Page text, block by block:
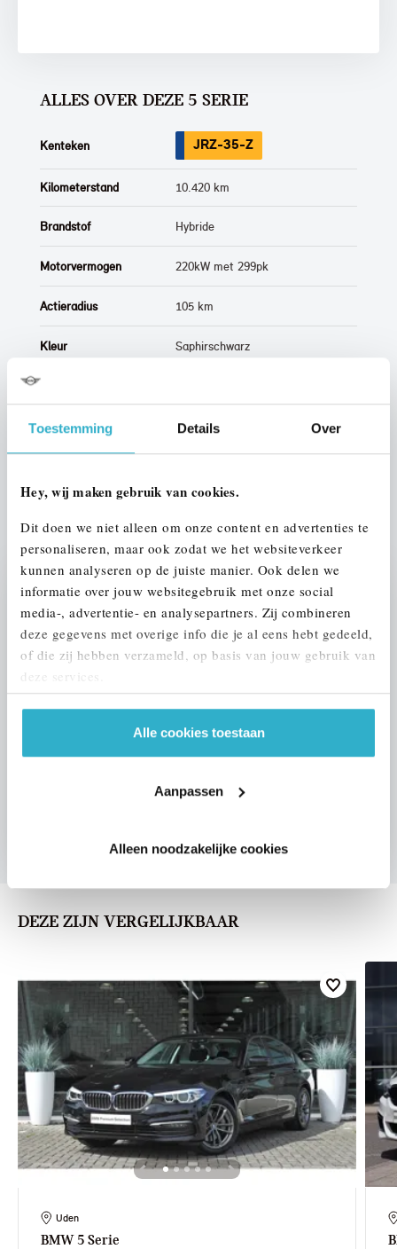
Toestemming Details Over
Hey, wij maken gebruik van cookies.
Dit doen we niet alleen om onze content en advertenties te
personaliseren, maar ook zodat we het websiteverkeer
kunnen analyseren op de juiste manier. Ook delen we
informatie over jouw websitegebruik met onze social
media-, advertentie- en analysepartners. Zij combineren
deze gegevens met overige info die je al eens hebt gedeeld,
of die zij hebben verzameld, op basis van jouw gebruik van
deze services.
Alle cookies toestaan
Aanpassen
Alleen noodzakelijke cookies
Stap 1 van 3
UW AUTO INRUILEN?
VOORSTEL AANVRAGEN
ALLES OVER DEZE 5 SERIE
Kenteken JRZ-35-Z
Kilometerstand 10.420 km
Brandstof Hybride
Motorvermogen 220kW met 299pk
Actieradius 105 km
Kleur Saphirschwarz
Btw/Marge BTW
ALLE OPTIES EN SPECIFICATIES
DEZE ZIJN VERGELIJKBAAR
Uden
BMW 5 Serie